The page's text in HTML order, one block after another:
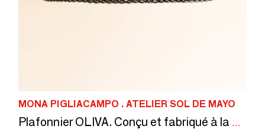
MONA PIGLIACAMPO . ATELIER SOL DE MAYO
Plafonnier OLIVA. Conçu et fabriqué à la main en France